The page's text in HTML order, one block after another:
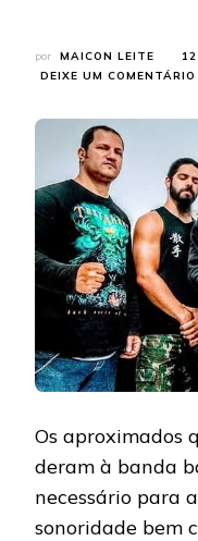
por MAICON LEITE
DEIXE UM COMENTÁRIO
Os aproximados
deram à banda
necessário para
sonoridade bem